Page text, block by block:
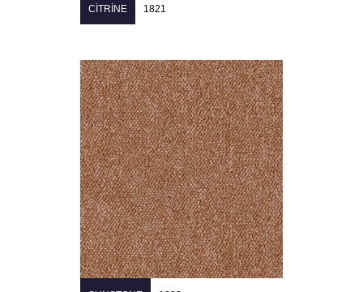
CITRINE 1821